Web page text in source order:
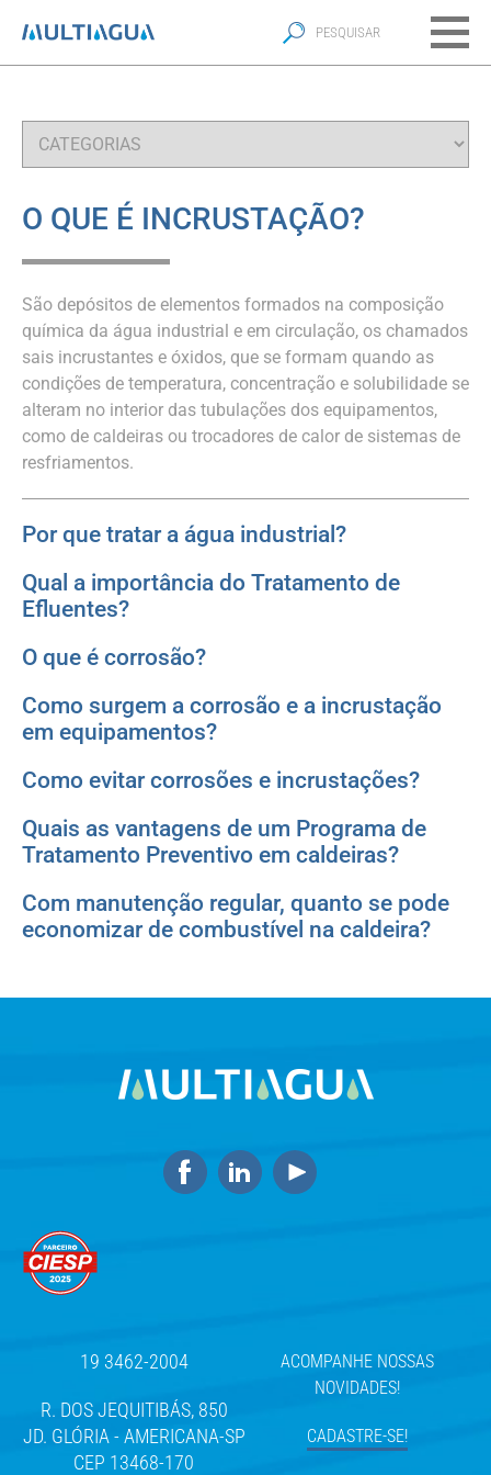
O QUE É INCRUSTAÇÃO?
São depósitos de elementos formados na composição
química da água industrial e em circulação, os chamados
sais incrustantes e óxidos, que se formam quando as
condições de temperatura, concentração e solubilidade se
alteram no interior das tubulações dos equipamentos,
como de caldeiras ou trocadores de calor de sistemas de
resfriamentos.
Por que tratar a água industrial?
Qual a importância do Tratamento de
Efluentes?
O que é corrosão?
Como surgem a corrosão e a incrustação
em equipamentos?
Como evitar corrosões e incrustações?
Quais as vantagens de um Programa de
Tratamento Preventivo em caldeiras?
Com manutenção regular, quanto se pode
economizar de combustível na caldeira?
19 3462-2004
R. DOS JEQUITIBÁS, 850
JD. GLÓRIA - AMERICANA-SP
CEP 13468-170
ACOMPANHE NOSSAS
NOVIDADES!
CADASTRE-SE!